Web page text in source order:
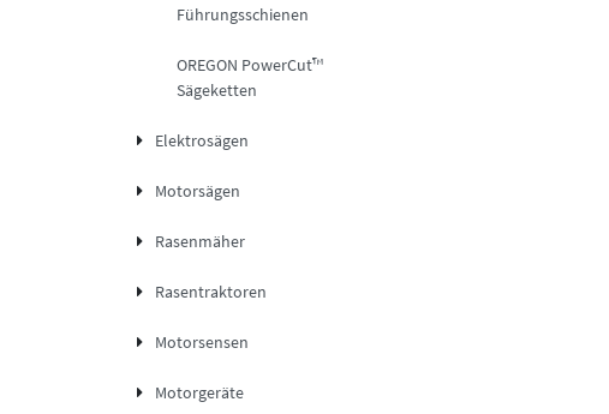
Führungsschienen
OREGON PowerCut™
Sägeketten
Elektrosägen
Motorsägen
Rasenmäher
Rasentraktoren
Motorsensen
Motorgeräte